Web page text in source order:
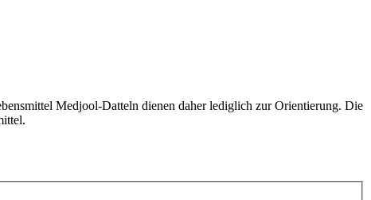
Medjool-Datteln dienen daher lediglich zur Orientierung. Die